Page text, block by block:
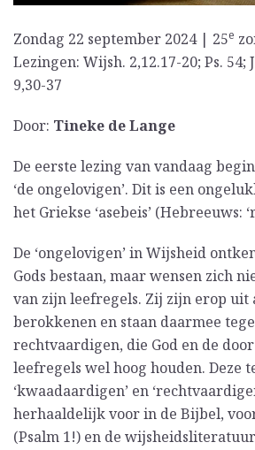
Zondag 22 september 2024 | 25e
Lezingen: Wijsh. 2,12.17-20; Ps. 54;
9,30-37
Door: Tineke de Lange
De eerste lezing van vandaag
‘de ongelovigen’. Dit is een
het Griekse ‘asebeis’ (Hebreeuws:
De ‘ongelovigen’ in Wijsheid
Gods bestaan, maar wensen zich
van zijn leefregels. Zij zijn erop uit
berokkenen en staan daarmee
rechtvaardigen, die God en de
leefregels wel hoog houden. Deze
‘kwaadaardigen’ en
herhaaldelijk voor in de Bijbel,
(Psalm 1!) en de